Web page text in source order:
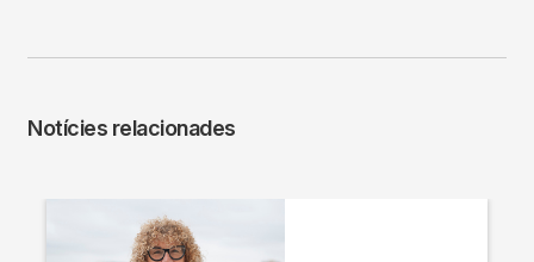
Notícies relacionades